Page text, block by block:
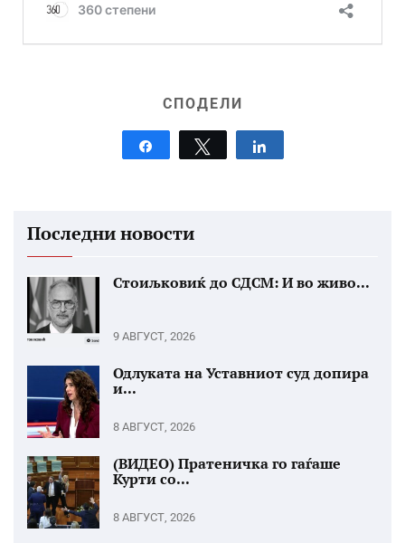
СПОДЕЛИ
Tweet
Последни новости
Стоиљковиќ до СДСМ: И во живо...
9 АВГУСТ, 2026
Одлуката на Уставниот суд допира
и...
8 АВГУСТ, 2026
(ВИДЕО) Пратеничка го гаѓаше
Курти со...
8 АВГУСТ, 2026